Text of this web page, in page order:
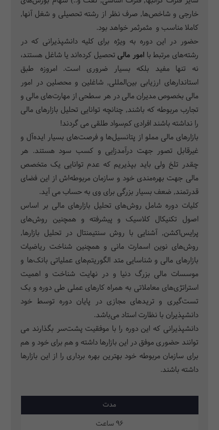
خارجی و شاخص‌ها, صرف نظر از رشته تحصیلی و شغل آنها,
کاملا مناسب و مثمرثمر خواهد بود.
حضور در این دوره به‌ ویژه برای کلیه دانشپذیرانی که در
رشته‌های مرتبط با امور مالیتحصیل کرده‌اند یا شاغل هستند،
نه تنها مفید بلکه بسیار ضروری است. امروزه طبق
استاندارهای ارزیابی بین‌المللی, شاغلین و محصلین در امور
مالی بخصوص مدیران مالی در هر سطحی از مهارت‌های مالی و
تجارب مربوطه که باشند, چنانچه توانایی تحلیل بازارهای مالی
را نداشته باشند افرادی کم‌سواد طلقی می گردند!
بازارهای مالی مملو از پتانسیل‌ها و فرصت‌های بسیار ایده‌آل و
غیرقابل تصور جهت درآمدزایی و کسب سود هستند. هر
چقدر تلخ ولی باید بپذیریم که عدم توانایی یک متخصص
مالی جهت بهره‌مندی خود و سازمان مربوطه‌اش از این فضای
قدرتمند, ضعف بسیار بزرگی برای وی به حساب می آید.
کلیات دوره شامل روش‌های تحلیل بازارهای مالی بر اساس
اصول تکنیکال کلاسیک و پیشرفته و همچنین روش‌های
پرایس‌اکشن, آشنایی با روش سنتیمنتال در تحلیل بازارها,
روش‌های نوین اسمارت مانی و همچنین شناخت ریاضیات
بازارهای مالی و شناسایی متد الگوریتم‌های عملیاتی بانک‌ها و
موسسات مالی بزرگ دنیا و در نهایت شناخت و اهمیت
استراتژی‌های معاملاتی به همراه کارهای عملی طی دوره و بک
تست‌گیری و تریدهای مجازی در پایان دوره توسط خود
دانشپذیران با نظارت استاد می‌باشد.
دانشپذیرانی که این دوره را با موفقیت پشت‌سر بگذارند می
توانند حضوری موفق در این بازارها داشته و هم برای خود و هم
برای سازمان مربوطه خود بهترین بهره برداری را از این بازارها
داشته باشند.
مدت
96 ساعت